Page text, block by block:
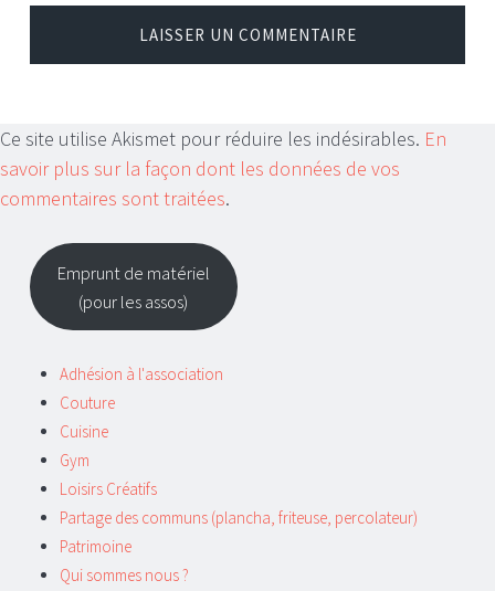
Ce site utilise Akismet pour réduire les indésirables. En
savoir plus sur la façon dont les données de vos
commentaires sont traitées.
Emprunt de matériel
(pour les assos)
Adhésion à l'association
Couture
Cuisine
Gym
Loisirs Créatifs
Partage des communs (plancha, friteuse, percolateur)
Patrimoine
Qui sommes nous ?